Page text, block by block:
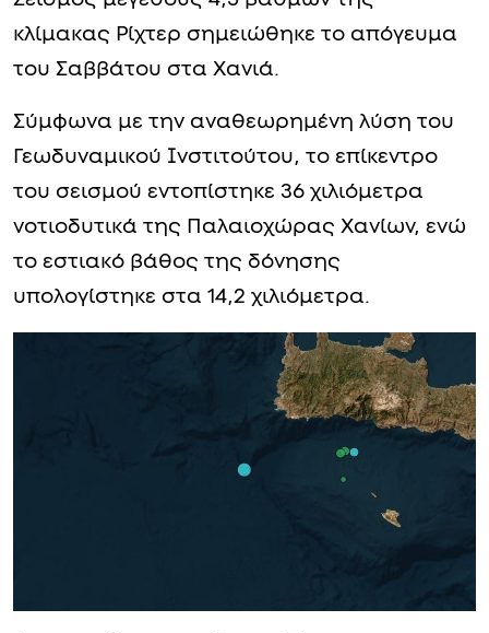
κλίμακας Ρίχτερ σημειώθηκε το απόγευμα
του Σαββάτου στα Χανιά.
Σύμφωνα με την αναθεωρημένη λύση του
Γεωδυναμικού Ινστιτούτου, το επίκεντρο
του σεισμού εντοπίστηκε 36 χιλιόμετρα
νοτιοδυτικά της Παλαιοχώρας Χανίων, ενώ
το εστιακό βάθος της δόνησης
υπολογίστηκε στα 14,2 χιλιόμετρα.